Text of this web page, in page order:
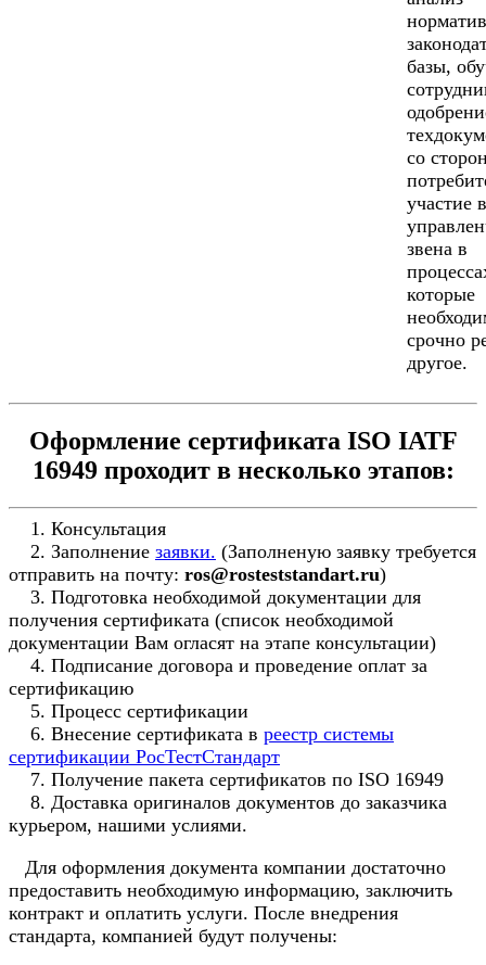
базы,
со
участие
звена в
которые
срочно
другое.
Оформление сертификата ISO IATF
16949 проходит в несколько этапов:
1. Консультация
2. Заполнение заявки. (Заполненую заявку требуется
отправить на почту: ros@rosteststandart.ru)
3. Подготовка необходимой документации для
получения сертификата (список необходимой
документации Вам огласят на этапе консультации)
4. Подписание договора и проведение оплат за
сертификацию
5. Процесс сертификации
6. Внесение сертификата в реестр системы
сертификации РосТестСтандарт
7. Получение пакета сертификатов по ISO 16949
8. Доставка оригиналов документов до заказчика
курьером, нашими услиями.
Для оформления документа компании достаточно
предоставить необходимую информацию, заключить
контракт и оплатить услуги. После внедрения
стандарта, компанией будут получены: